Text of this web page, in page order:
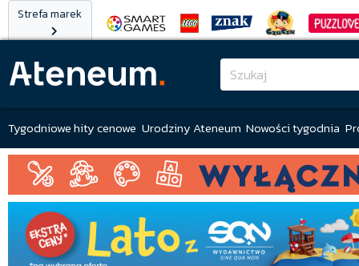
Strefa marek
Tygodniowe hity cenowe Urodziny Ateneum Nowości tygodnia